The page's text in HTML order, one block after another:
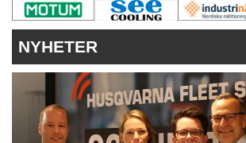
ANNONSERA
KONTAKT
NYHETER